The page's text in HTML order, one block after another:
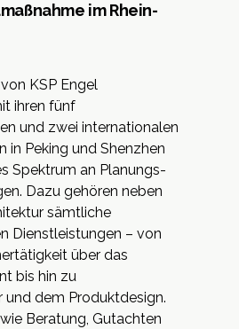
im Rhein-
KSP Engel
ihren fünf
und zwei internationalen
in Peking und Shenzhen
Spektrum an Planungs-
Dazu gehören neben
sämtliche
Dienstleistungen – von
über das
bis hin zu
und dem Produktdesign.
Beratung, Gutachten